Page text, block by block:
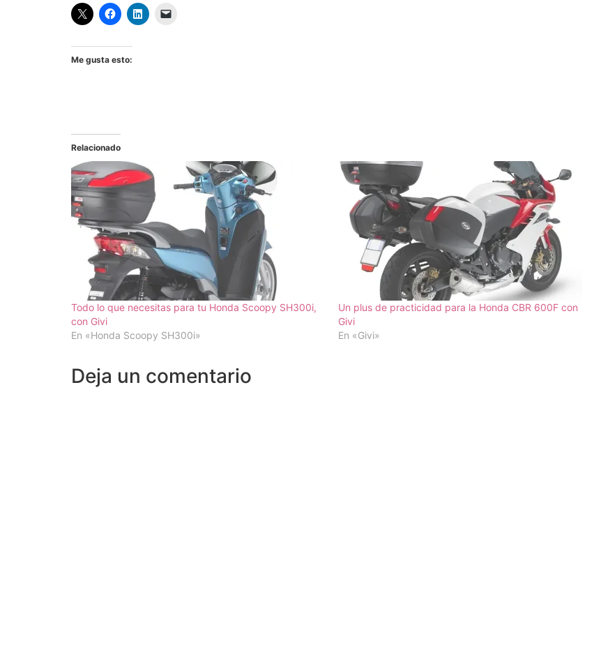
Me gusta esto:
Relacionado
Todo lo que necesitas para tu Honda Scoopy SH300i,
con Givi
En «Honda Scoopy SH300i»
Un plus de practicidad para la Honda CBR 600F con
Givi
En «Givi»
Deja un comentario